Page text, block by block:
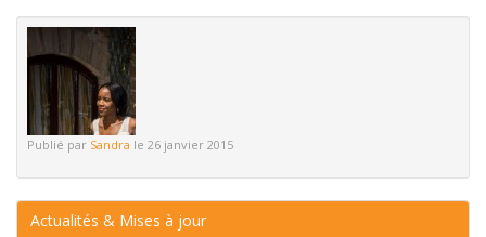
Publié par Sandra le 26 janvier 2015
Actualités & Mises à jour